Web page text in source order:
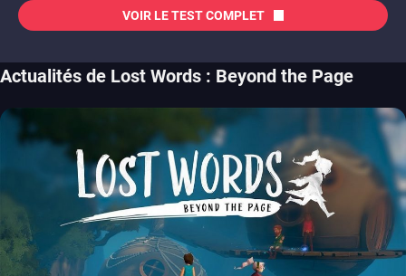
VOIR LE TEST COMPLET
Actualités de Lost Words : Beyond the Page